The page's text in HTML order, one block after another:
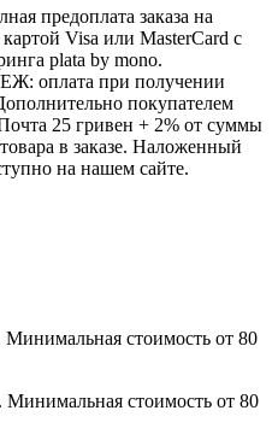
предоплата заказа на
Visa или MasterCard с
plata by mono.
при получении
покупателем
25 гривен + 2% от суммы
в заказе. Наложенный
на нашем сайте.
стоимость от 80
стоимость от 80